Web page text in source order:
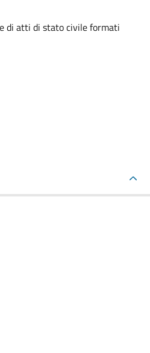
di atti di stato civile formati